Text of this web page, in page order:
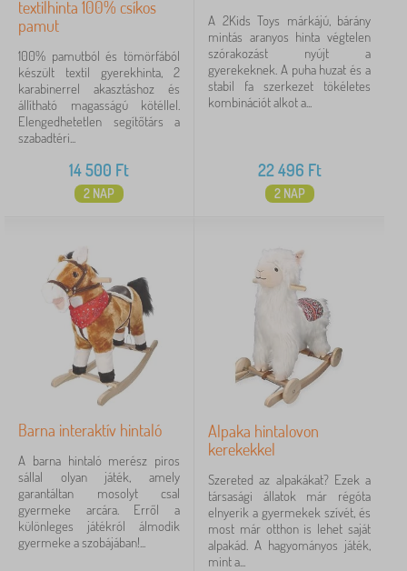
textilhinta 100% csíkos
pamut
100% pamutból és tömörfából
készült textil gyerekhinta, 2
karabinerrel akasztáshoz és
állítható magasságú kötéllel.
Elengedhetetlen segítőtárs a
szabadtéri...
14 500 Ft
2 NAP
A 2Kids Toys márkájú, bárány
mintás aranyos hinta végtelen
szórakozást nyújt a
gyerekeknek. A puha huzat és a
stabil fa szerkezet tökéletes
kombinációt alkot a...
22 496 Ft
2 NAP
Barna interaktív hintaló
A barna hintaló merész piros
sállal olyan játék, amely
garantáltan mosolyt csal
gyermeke arcára. Erről a
különleges játékról álmodik
gyermeke a szobájában!...
Alpaka hintalovon
kerekekkel
Szereted az alpakákat? Ezek a
társasági állatok már régóta
elnyerik a gyermekek szívét, és
most már otthon is lehet saját
alpakád. A hagyományos játék,
mint a...